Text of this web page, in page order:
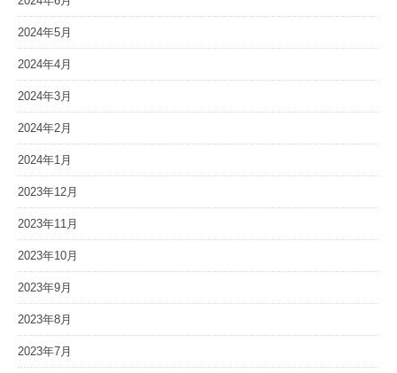
2024年5月
2024年4月
2024年3月
2024年2月
2024年1月
2023年12月
2023年11月
2023年10月
2023年9月
2023年8月
2023年7月